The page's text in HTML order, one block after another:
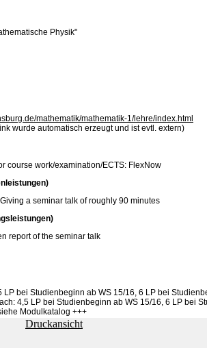
Physik"
mathematik/mathematik-1/lehre/index.html
wurde automatisch erzeugt und ist evtl. extern)
course work/examination/ECTS: FlexNow
a seminar talk of roughly 90 minutes
report of the seminar talk
LP bei Studienbeginn ab WS 15/16, 6 LP bei
4,5 LP bei Studienbeginn ab WS 15/16, 6 LP bei
Modulkatalog +++
Druckansicht